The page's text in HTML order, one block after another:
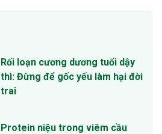
Rối loạn cương dương tuổi dậy
thì: Đừng để gốc yếu làm hại đời
trai
Protein niệu trong viêm cầu